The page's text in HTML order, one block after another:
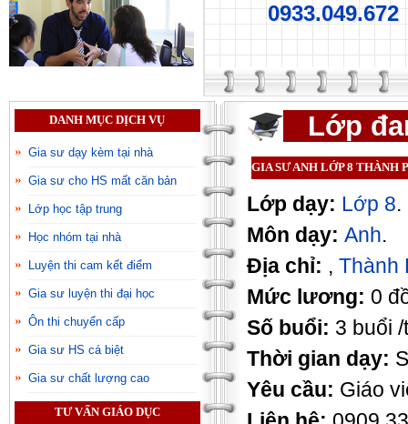
0933.049.672
DANH MỤC DỊCH VỤ
Gia sư dạy kèm tại nhà
Gia sư cho HS mất căn bản
Lớp học tập trung
Học nhóm tại nhà
Luyện thi cam kết điểm
Gia sư luyện thi đại học
Ôn thi chuyển cấp
Gia sư HS cá biệt
Gia sư chất lượng cao
TƯ VẤN GIÁO DỤC
Lớp
GIA SƯ ANH LỚP 8 THÀNH
Lớp dạy: Lớp 8.
Môn dạy: Anh.
Địa chỉ: , Thành
Mức lương: 0
Số buổi: 3 buổi
Thời gian dạy:
Yêu cầu: Giáo